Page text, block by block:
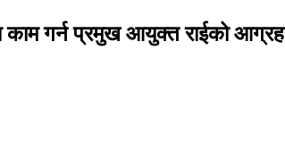
काम गर्न प्रमुख आयुक्त राईको आग्रह